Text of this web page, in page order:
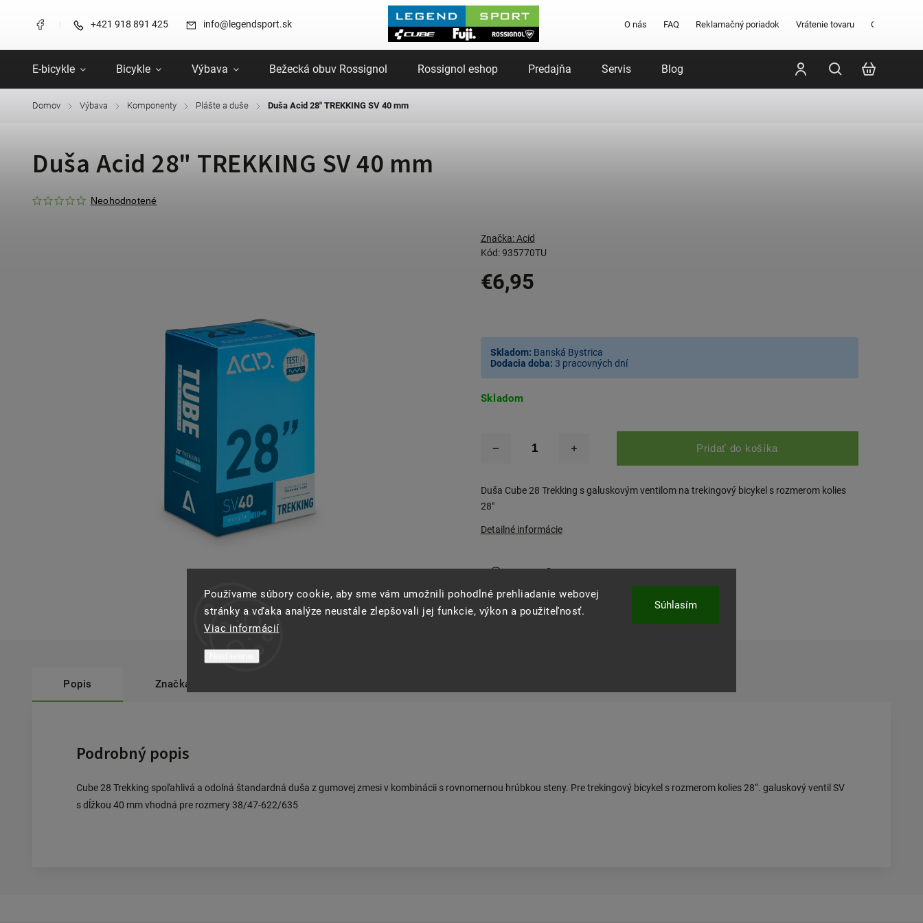
Používame súbory cookie, aby sme vám umožnili pohodlné prehliadanie webovej
stránky a vďaka analýze neustále zlepšovali jej funkcie, výkon a použiteľnosť.
Viac informácií
Súhlasím
+421 918 891 425 info@legendsport.sk O nás FAQ Reklamačný poriadok Vrátenie tovaru Obchodné
E-bicykle Bicykle Výbava Bežecká obuv Rossignol Rossignol eshop Predajňa Servis Blog Značky
Domov / Výbava / Komponenty / Plášte a duše / Duša Acid 28" TREKKING SV 40 mm
Duša Acid 28" TREKKING SV 40 mm
Neohodnotené
Kód: 935770TU
Značka:Acid
€6,95
Skladom
Skladom: Banská Bystrica
Dodacia doba: 3 pracovných dní
Pridať do košíka
Duša Cube 28 Trekking s galuskovým ventilom na trekingový bicykel s rozmerom kolies
28"
Detailné informácie
Opýtať sa Zdieľať
Popis Značka
Podrobný popis
Cube 28 Trekking spoľahlivá a odolná štandardná duša z gumovej zmesi v kombinácii s rovnomernou hrúbkou steny. Pre trekingový bicykel s rozmerom kolies 28“. galuskový ventil SV
s dĺžkou 40 mm vhodná pre rozmery 38/47-622/635